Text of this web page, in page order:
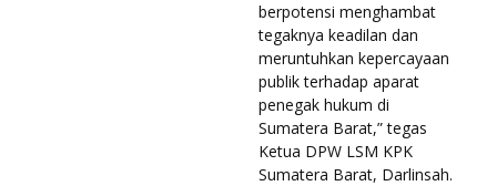
berpotensi menghambat
tegaknya keadilan dan
meruntuhkan kepercayaan
publik terhadap aparat
penegak hukum di
Sumatera Barat,” tegas
Ketua DPW LSM KPK
Sumatera Barat, Darlinsah.